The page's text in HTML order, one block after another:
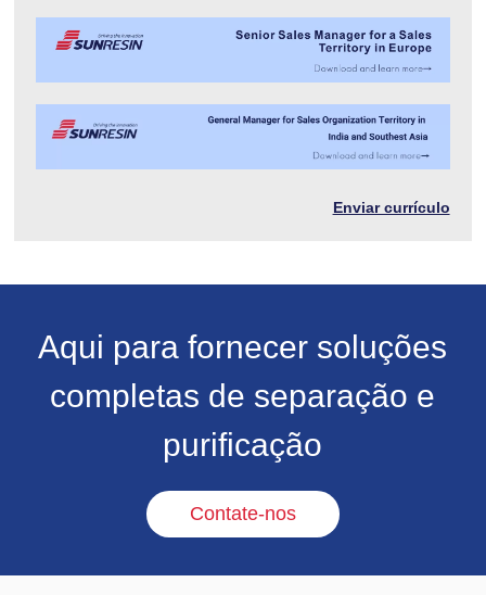
Enviar currículo
Aqui para fornecer soluções
completas de separação e
purificação
Contate-nos